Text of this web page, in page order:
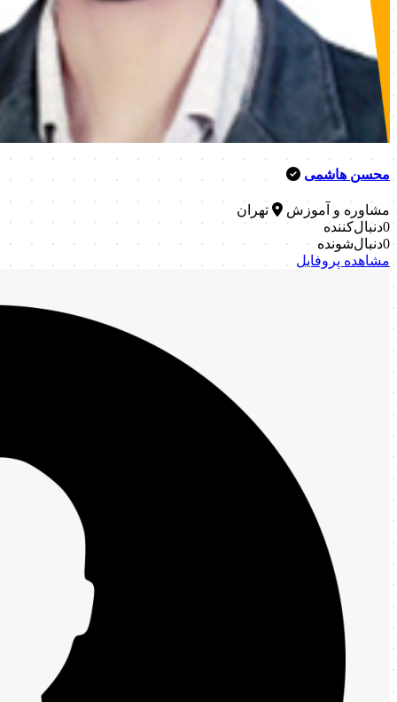
محسن هاشمی
مشاوره و آموزش
تهران
0دنبال‌کننده
0دنبال‌شونده
مشاهده پروفایل